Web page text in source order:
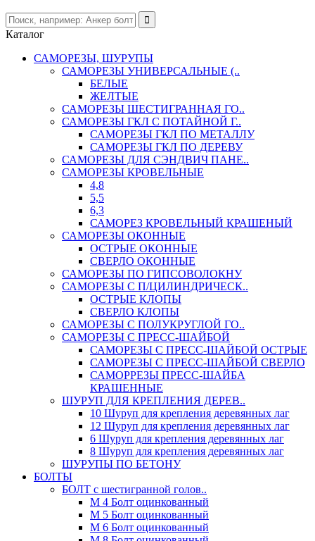
Каталог
САМОРЕЗЫ, ШУРУПЫ
САМОРЕЗЫ УНИВЕРСАЛЬНЫЕ (..
БЕЛЫЕ
ЖЕЛТЫЕ
САМОРЕЗЫ ШЕСТИГРАННАЯ ГО..
САМОРЕЗЫ ГКЛ С ПОТАЙНОЙ Г..
САМОРЕЗЫ ГКЛ ПО МЕТАЛЛУ
САМОРЕЗЫ ГКЛ ПО ДЕРЕВУ
САМОРЕЗЫ ДЛЯ СЭНДВИЧ ПАНЕ..
САМОРЕЗЫ КРОВЕЛЬНЫЕ
4,8
5,5
6,3
САМОРЕЗ КРОВЕЛЬНЫЙ КРАШЕНЫЙ
САМОРЕЗЫ ОКОННЫЕ
ОСТРЫЕ ОКОННЫЕ
СВЕРЛО ОКОННЫЕ
САМОРЕЗЫ ПО ГИПСОВОЛОКНУ
САМОРЕЗЫ С П/ЦИЛИНДРИЧЕСК..
ОСТРЫЕ КЛОПЫ
СВЕРЛО КЛОПЫ
САМОРЕЗЫ С ПОЛУКРУГЛОЙ ГО..
САМОРЕЗЫ С ПРЕСС-ШАЙБОЙ
САМОРЕЗЫ С ПРЕСС-ШАЙБОЙ ОСТРЫЕ
САМОРЕЗЫ С ПРЕСС-ШАЙБОЙ СВЕРЛО
САМОРРЕЗЫ ПРЕСС-ШАЙБА
КРАШЕННЫЕ
ШУРУП ДЛЯ КРЕПЛЕНИЯ ДЕРЕВ..
10 Шуруп для крепления деревянных лаг
12 Шуруп для крепления деревянных лаг
6 Шуруп для крепления деревянных лаг
8 Шуруп для крепления деревянных лаг
ШУРУПЫ ПО БЕТОНУ
БОЛТЫ
БОЛТ с шестигранной голов..
М 4 Болт оцинкованный
М 5 Болт оцинкованный
М 6 Болт оцинкованный